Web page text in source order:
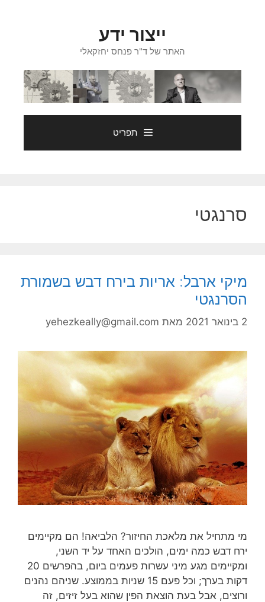
ייצור ידע
האתר של ד"ר פנחס יחזקאלי
תפריט
סרנגטי
מיקי ארבל: אריות בירח דבש בשמורת
הסרנגטי
2 בינואר 2021 מאת yehezkeally@gmail.com
מי מתחיל את מלאכת החיזור? הלביאה! הם מקיימים
ירח דבש כמה ימים, הולכים האחד על יד השני,
ומקיימים מגע מיני עשרות פעמים ביום, בהפרשים 20
דקות בערך; וכל פעם 15 שניות בממוצע. שניהם נהנים
ורוצים, אבל בעת הוצאת הפין שהוא בעל זיזים, זה